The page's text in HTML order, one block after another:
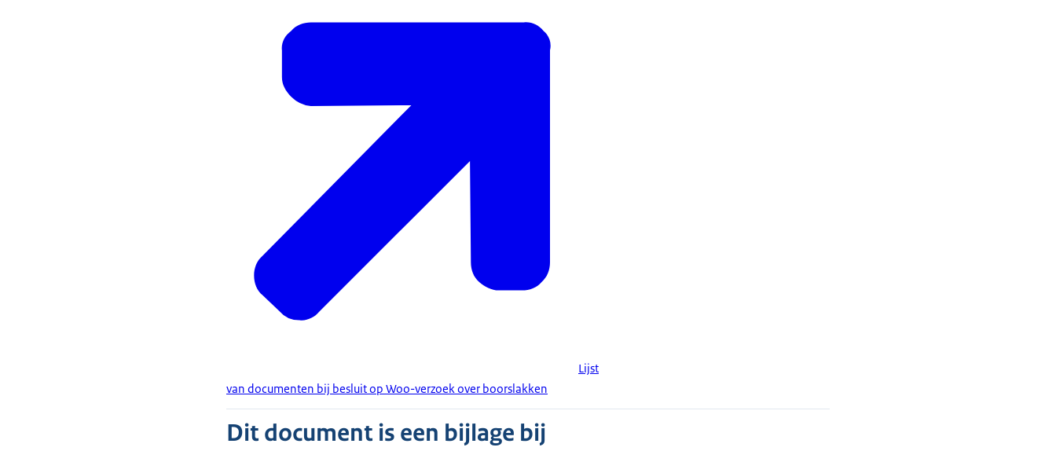
Lijst
van documenten bij besluit op Woo-verzoek over boorslakken
Dit document is een bijlage bij